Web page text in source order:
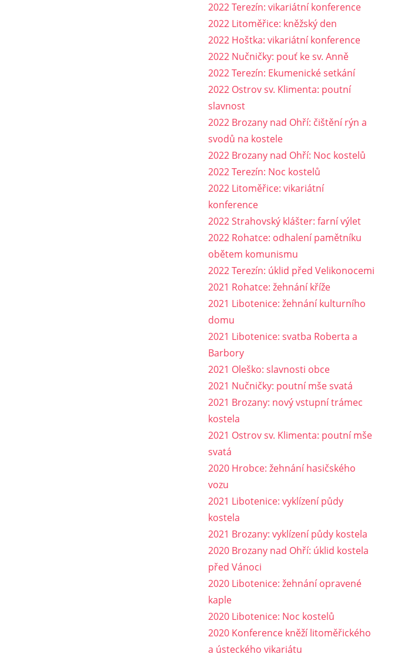
2022 Terezín: vikariátní konference
2022 Litoměřice: kněžský den
2022 Hoštka: vikariátní konference
2022 Nučničky: pouť ke sv. Anně
2022 Terezín: Ekumenické setkání
2022 Ostrov sv. Klimenta: poutní
slavnost
2022 Brozany nad Ohří: čištění rýn a
svodů na kostele
2022 Brozany nad Ohří: Noc kostelů
2022 Terezín: Noc kostelů
2022 Litoměřice: vikariátní
konference
2022 Strahovský klášter: farní výlet
2022 Rohatce: odhalení pamětníku
obětem komunismu
2022 Terezín: úklid před Velikonocemi
2021 Rohatce: žehnání kříže
2021 Libotenice: žehnání kulturního
domu
2021 Libotenice: svatba Roberta a
Barbory
2021 Oleško: slavnosti obce
2021 Nučničky: poutní mše svatá
2021 Brozany: nový vstupní trámec
kostela
2021 Ostrov sv. Klimenta: poutní mše
svatá
2020 Hrobce: žehnání hasičského
vozu
2021 Libotenice: vyklízení půdy
kostela
2021 Brozany: vyklízení půdy kostela
2020 Brozany nad Ohří: úklid kostela
před Vánoci
2020 Libotenice: žehnání opravené
kaple
2020 Libotenice: Noc kostelů
2020 Konference kněží litoměřického
a ústeckého vikariátu